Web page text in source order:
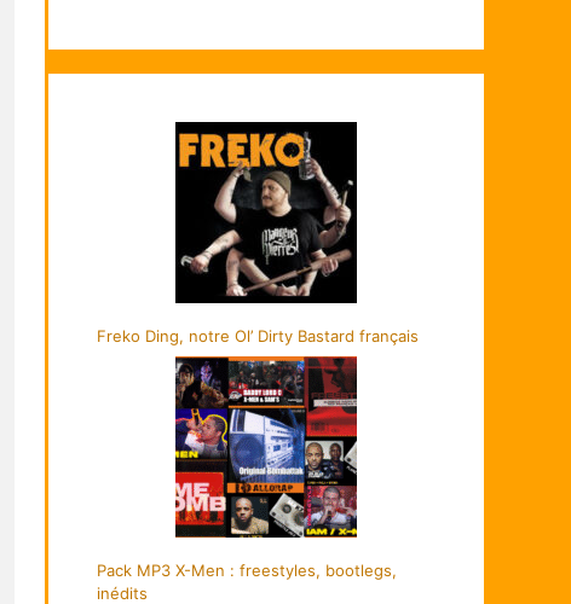
Freko Ding, notre Ol’ Dirty Bastard français
Pack MP3 X-Men : freestyles, bootlegs,
inédits